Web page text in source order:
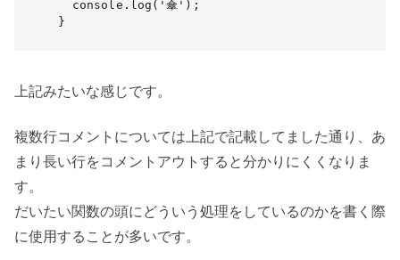
  console.log('傘');
}
上記みたいな感じです。
複数行コメントについては上記で記載してました通り、あ
まり長い行をコメントアウトすると分かりにくくなりま
す。
だいたい関数の頭にどういう処理をしているのかを書く際
に使用することが多いです。